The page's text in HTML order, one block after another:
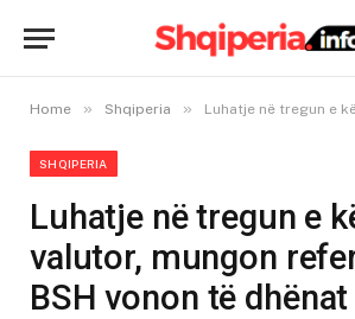
Home » Shqiperia » Luhatje në tregun e këmbimit valutor,
SHQIPERIA
Luhatje në tregun e
valutor, mungon
BSH vonon të dhënat